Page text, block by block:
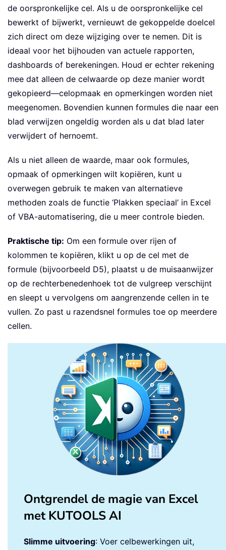
de oorspronkelijke cel. Als u de oorspronkelijke cel
bewerkt of bijwerkt, vernieuwt de gekoppelde doelcel
zich direct om deze wijziging over te nemen. Dit is
ideaal voor het bijhouden van actuele rapporten,
dashboards of berekeningen. Houd er echter rekening
mee dat alleen de celwaarde op deze manier wordt
gekopieerd—celopmaak en opmerkingen worden niet
meegenomen. Bovendien kunnen formules die naar een
blad verwijzen ongeldig worden als u dat blad later
verwijdert of hernoemt.
Als u niet alleen de waarde, maar ook formules,
opmaak of opmerkingen wilt kopiëren, kunt u
overwegen gebruik te maken van alternatieve
methoden zoals de functie ‘Plakken speciaal’ in Excel
of VBA-automatisering, die u meer controle bieden.
Praktische tip: Om een formule over rijen of
kolommen te kopiëren, klikt u op de cel met de
formule (bijvoorbeeld D5), plaatst u de muisaanwijzer
op de rechterbenedenhoek tot de vulgreep verschijnt
en sleept u vervolgens om aangrenzende cellen in te
vullen. Zo past u razendsnel formules toe op meerdere
cellen.
Ontgrendel de magie van Excel
met KUTOOLS AI
Slimme uitvoering: Voer celbewerkingen uit,